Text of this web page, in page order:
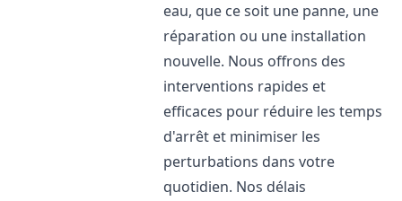
eau, que ce soit une panne, une
réparation ou une installation
nouvelle. Nous offrons des
interventions rapides et
efficaces pour réduire les temps
d'arrêt et minimiser les
perturbations dans votre
quotidien. Nos délais